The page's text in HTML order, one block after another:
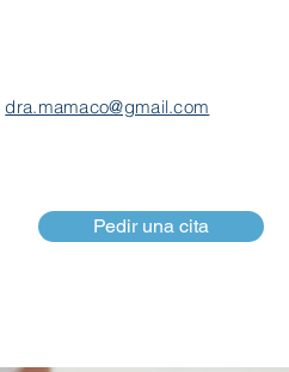
dra.mamaco@gmail.com
Pedir una cita